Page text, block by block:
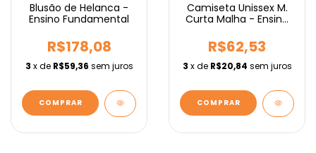
Blusão de Helanca -
Ensino Fundamental
R$178,08
3 x de R$59,36 sem juros
COMPRAR
Camiseta Unissex M.
Curta Malha - Ensino
R$62,53
3 x de R$20,84 sem juros
COMPRAR